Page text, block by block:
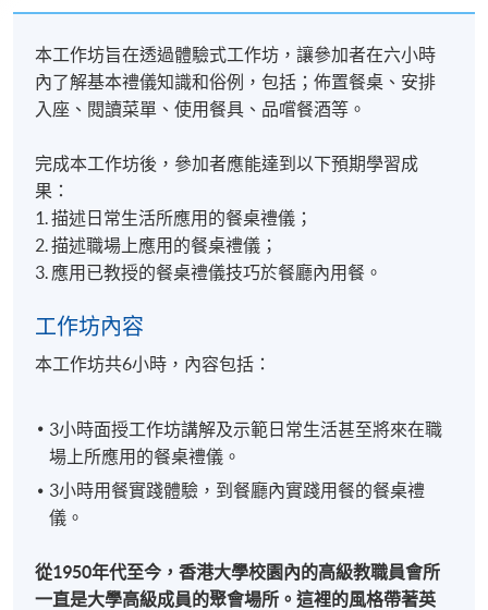
本工作坊旨在透過體驗式工作坊，讓參加者在六小時
內了解基本禮儀知識和俗例，包括；佈置餐桌、安排
入座、閱讀菜單、使用餐具、品嚐餐酒等。
完成本工作坊後，參加者應能達到以下預期學習成
果：
1. 描述日常生活所應用的餐桌禮儀；
2. 描述職場上應用的餐桌禮儀；
3. 應用已教授的餐桌禮儀技巧於餐廳內用餐。
工作坊內容
本工作坊共6小時，內容包括：
3小時面授工作坊講解及示範日常生活甚至將來在職
場上所應用的餐桌禮儀。
3小時用餐實踐體驗，到餐廳內實踐用餐的餐桌禮
儀。
從1950年代至今，⾹港⼤學校園內的⾼級教職員會所​
一直是大學高級成員的聚會場所。這裡的風格帶著英